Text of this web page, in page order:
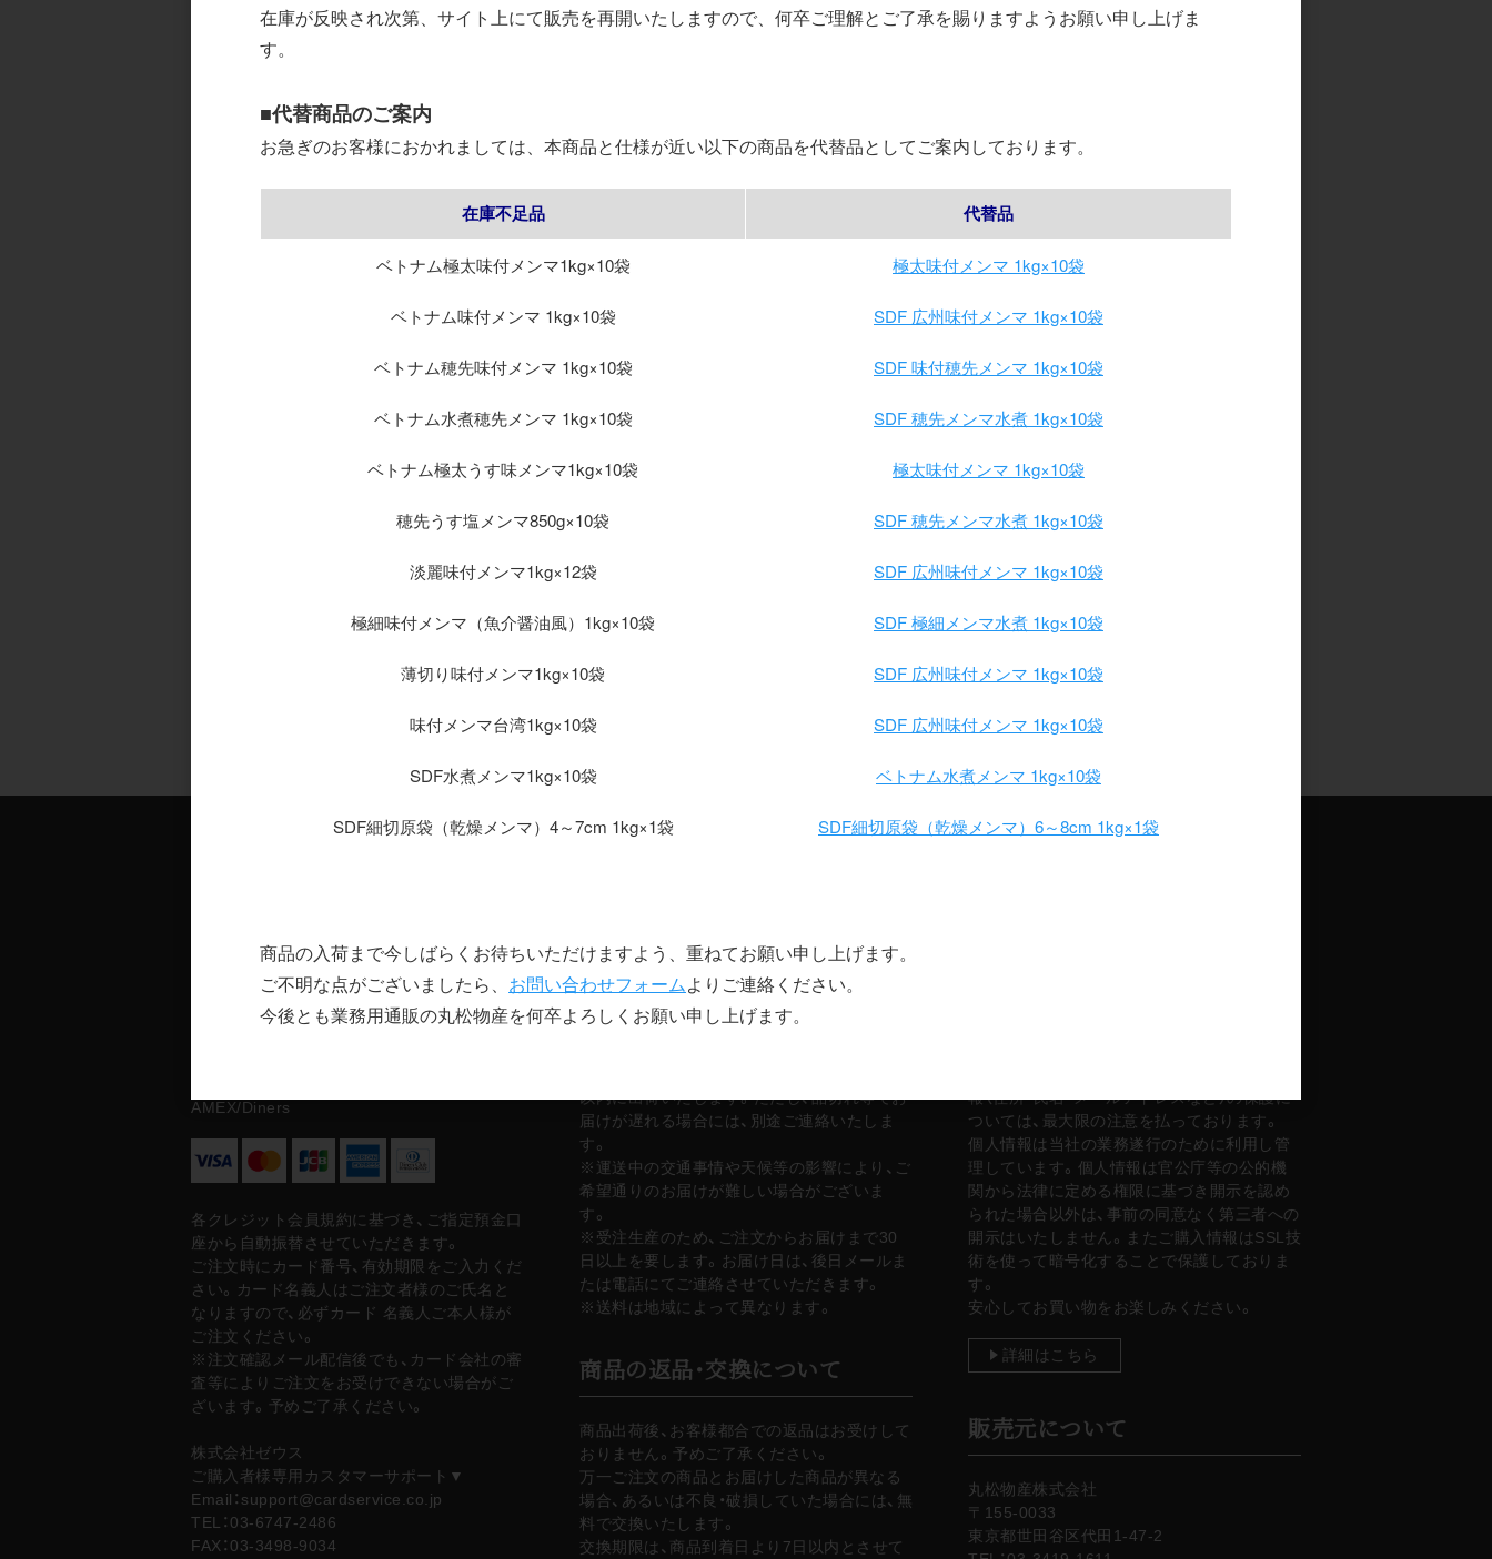
ご利用案内
検索
お支払について
AMEX/Diners
各クレジット会員規約に基づき、ご指定預金口
座から自動振替させていただきます。
ご注文時にカード番号、有効期限をご入力くだ
さい。カード名義人はご注文者様のご氏名と
なりますので、必ずカード 名義人ご本人様が
ご注文ください。
※注文確認メール配信後でも、カード会社の審
査等によりご注文をお受けできない場合がご
ざいます。予めご了承ください。
株式会社ゼウス
ご購入者様専用カスタマーサポート▼
Email：support@cardservice.co.jp
TEL：03-6747-2486
FAX：03-3498-9034
配送方法について
以内に出荷いたします。ただし、品切れ等でお
届けが遅れる場合には、別途ご連絡いたしま
す。
※運送中の交通事情や天候等の影響により、ご
希望通りのお届けが難しい場合がございま
す。
※受注生産のため、ご注文からお届けまで30
日以上を要します。お届け日は、後日メールま
たは電話にてご連絡させていただきます。
※送料は地域によって異なります。
商品の返品・交換について
商品出荷後、お客様都合での返品はお受けして
おりません。予めご了承ください。
万一ご注文の商品とお届けした商品が異なる
場合、あるいは不良・破損していた場合には、無
料で交換いたします。
交換期限は、商品到着日より7日以内とさせて
報（住所・氏名・メールアドレスなど）の保護に
ついては、最大限の注意を払っております。
個人情報は当社の業務遂行のために利用し管
理しています。個人情報は官公庁等の公的機
関から法律に定める権限に基づき開示を認め
られた場合以外は、事前の同意なく第三者への
開示はいたしません。またご購入情報はSSL技
術を使って暗号化することで保護しておりま
す。
安心してお買い物をお楽しみください。
詳細はこちら
販売元について
丸松物産株式会社
〒155-0033
東京都世田谷区代田1-47-2
在庫が反映され次第、サイト上にて販売を再開いたしますので、何卒ご理解とご了承を賜りますようお願い申し上げま
す。
■代替商品のご案内
お急ぎのお客様におかれましては、本商品と仕様が近い以下の商品を代替品としてご案内しております。
在庫不足品 代替品
ベトナム極太味付メンマ1kg×10袋 極太味付メンマ 1kg×10袋
ベトナム味付メンマ 1kg×10袋 SDF 広州味付メンマ 1kg×10袋
ベトナム穂先味付メンマ 1kg×10袋 SDF 味付穂先メンマ 1kg×10袋
ベトナム水煮穂先メンマ 1kg×10袋 SDF 穂先メンマ水煮 1kg×10袋
ベトナム極太うす味メンマ1kg×10袋 極太味付メンマ 1kg×10袋
穂先うす塩メンマ850g×10袋 SDF 穂先メンマ水煮 1kg×10袋
淡麗味付メンマ1kg×12袋 SDF 広州味付メンマ 1kg×10袋
極細味付メンマ（魚介醤油風）1kg×10袋 SDF 極細メンマ水煮 1kg×10袋
薄切り味付メンマ1kg×10袋 SDF 広州味付メンマ 1kg×10袋
味付メンマ台湾1kg×10袋 SDF 広州味付メンマ 1kg×10袋
SDF水煮メンマ1kg×10袋 ベトナム水煮メンマ 1kg×10袋
SDF細切原袋（乾燥メンマ）4～7cm 1kg×1袋 SDF細切原袋（乾燥メンマ）6～8cm 1kg×1袋
商品の入荷まで今しばらくお待ちいただけますよう、重ねてお願い申し上げます。
ご不明な点がございましたら、 お問い合わせフォームよりご連絡ください。
今後とも業務用通販の丸松物産を何卒よろしくお願い申し上げます。